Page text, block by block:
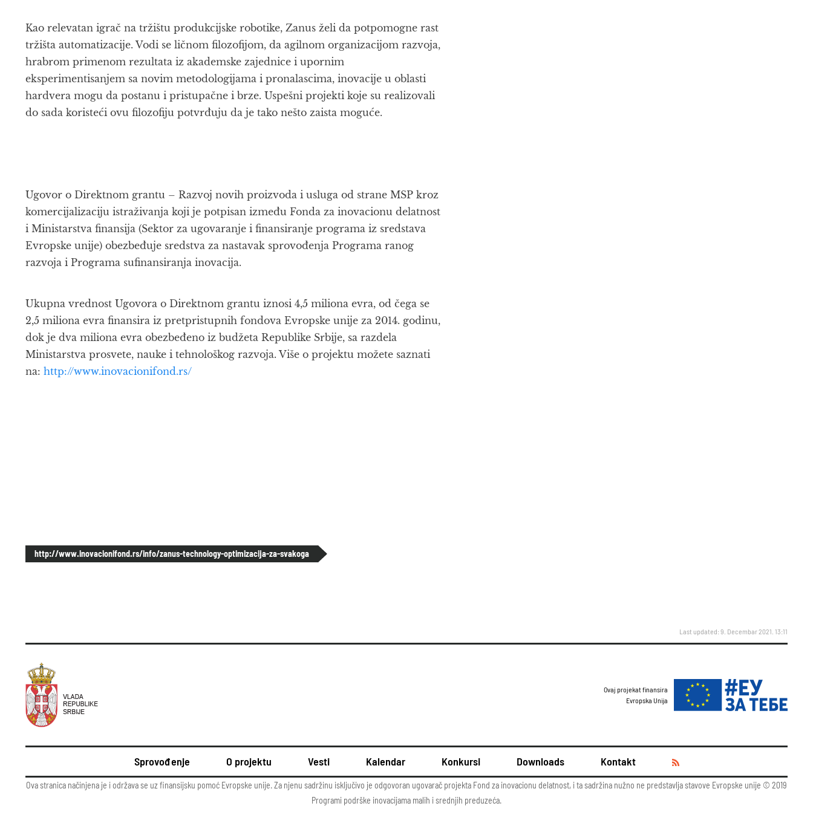
Kao relevatan igrač na tržištu produkcijske robotike, Zanus želi da potpomogne rast
tržišta automatizacije. Vodi se ličnom filozofijom, da agilnom organizacijom razvoja,
hrabrom primenom rezultata iz akademske zajednice i upornim
eksperimentisanjem sa novim metodologijama i pronalascima, inovacije u oblasti
hardvera mogu da postanu i pristupačne i brze. Uspešni projekti koje su realizovali
do sada koristeći ovu filozofiju potvrđuju da je tako nešto zaista moguće.
Ugovor o Direktnom grantu – Razvoj novih proizvoda i usluga od strane MSP kroz
komercijalizaciju istraživanja koji je potpisan između Fonda za inovacionu delatnost
i Ministarstva finansija (Sektor za ugovaranje i finansiranje programa iz sredstava
Evropske unije) obezbeđuje sredstva za nastavak sprovođenja Programa ranog
razvoja i Programa sufinansiranja inovacija.
Ukupna vrednost Ugovora o Direktnom grantu iznosi 4,5 miliona evra, od čega se
2,5 miliona evra finansira iz pretpristupnih fondova Evropske unije za 2014. godinu,
dok je dva miliona evra obezbeđeno iz budžeta Republike Srbije, sa razdela
Ministarstva prosvete, nauke i tehnološkog razvoja. Više o projektu možete saznati
na: http://www.inovacionifond.rs/
http://www.inovacionifond.rs/info/zanus-technology-optimizacija-za-svakoga
Last updated: 9. Decembar 2021. 13:11
Ovaj projekat finansira
Evropska Unija
Sprovođenje O projektu Vesti Kalendar Konkursi Downloads Kontakt
Ova stranica načinjena je i održava se uz finansijsku pomoć Evropske unije. Za njenu sadržinu isključivo je odgovoran ugovarač projekta Fond za inovacionu delatnost, i ta sadržina nužno ne predstavlja stavove Evropske unije © 2019
Programi podrške inovacijama malih i srednjih preduzeća.